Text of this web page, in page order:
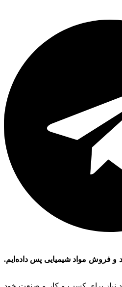
و فروش مواد شیمیایی پس داده‌ایم.